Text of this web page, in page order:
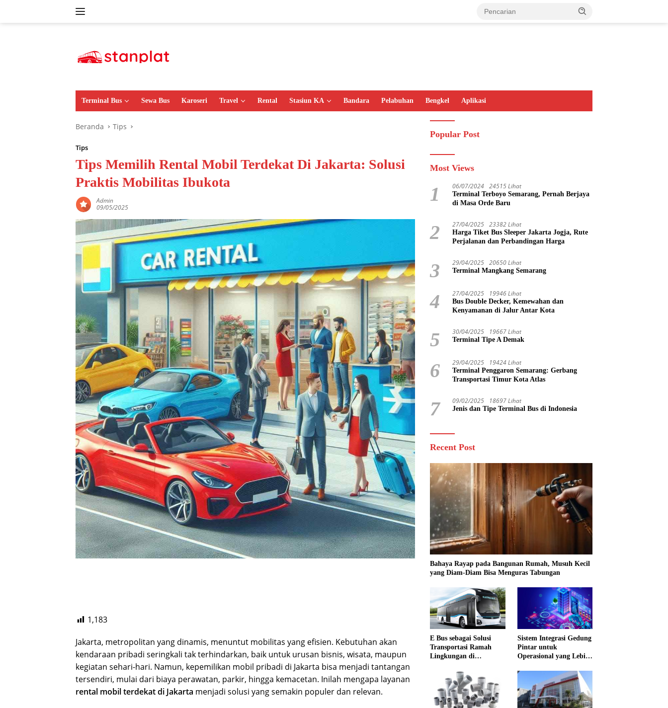
Terminal Bus Sewa Bus Karoseri Travel Rental Stasiun KA Bandara Pelabuhan Bengkel Aplikasi
Beranda Tips
Tips
Tips Memilih Rental Mobil Terdekat Di Jakarta: Solusi
Praktis Mobilitas Ibukota
Admin
09/05/2025
1,183
Jakarta, metropolitan yang dinamis, menuntut mobilitas yang efisien. Kebutuhan akan
kendaraan pribadi seringkali tak terhindarkan, baik untuk urusan bisnis, wisata, maupun
kegiatan sehari-hari. Namun, kepemilikan mobil pribadi di Jakarta bisa menjadi tantangan
tersendiri, mulai dari biaya perawatan, parkir, hingga kemacetan. Inilah mengapa layanan
rental mobil terdekat di Jakarta menjadi solusi yang semakin populer dan relevan.
Popular Post
Most Views
1 06/07/2024 24515 Lihat
Terminal Terboyo Semarang, Pernah Berjaya
di Masa Orde Baru
2 27/04/2025 23382 Lihat
Harga Tiket Bus Sleeper Jakarta Jogja, Rute
Perjalanan dan Perbandingan Harga
3 29/04/2025 20650 Lihat
Terminal Mangkang Semarang
4 27/04/2025 19946 Lihat
Bus Double Decker, Kemewahan dan
Kenyamanan di Jalur Antar Kota
5 30/04/2025 19667 Lihat
Terminal Tipe A Demak
6 29/04/2025 19424 Lihat
Terminal Penggaron Semarang: Gerbang
Transportasi Timur Kota Atlas
7 09/02/2025 18697 Lihat
Jenis dan Tipe Terminal Bus di Indonesia
Recent Post
Bahaya Rayap pada Bangunan Rumah, Musuh Kecil
yang Diam-Diam Bisa Menguras Tabungan
E Bus sebagai Solusi
Transportasi Ramah
Lingkungan di
Sistem Integrasi Gedung
Pintar untuk
Operasional yang Lebih